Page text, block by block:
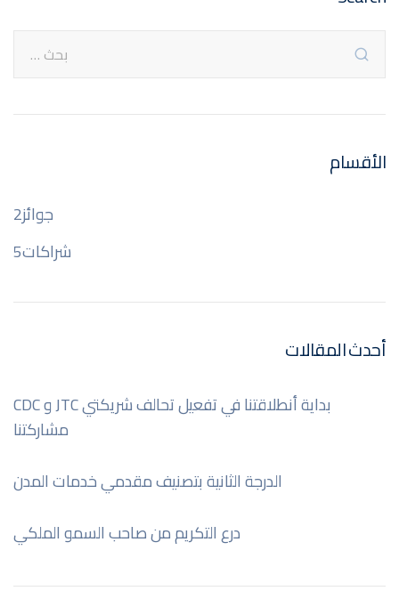
الأقسام
جوائز2
شراكات5
أحدث المقالات
بداية أنطلاقتنا في تفعيل تحالف شريكتي JTC و CDC
مشاركتنا
الدرجة الثانية بتصنيف مقدمي خدمات المدن
درع التكريم من صاحب السمو الملكي